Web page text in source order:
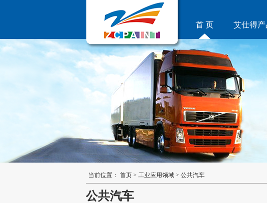
首 页 艾仕得
当前位置： 首页 > 工业应用领域 > 公共汽车
公共汽车